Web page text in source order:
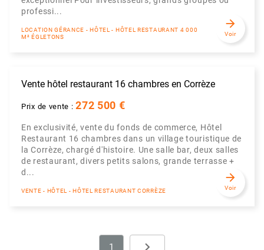
professi...
LOCATION GÉRANCE - HÔTEL - HÔTEL RESTAURANT 4 000
M² ÉGLETONS
arrow_forward
Voir
Vente hôtel restaurant 16 chambres en Corrèze
Prix de vente :272 500 €
En exclusivité, vente du fonds de commerce, Hôtel
Restaurant 16 chambres dans un village touristique de
la Corrèze, chargé d'histoire. Une salle bar, deux salles
de restaurant, divers petits salons, grande terrasse +
d...
VENTE - HÔTEL - HÔTEL RESTAURANT CORRÈZE
arrow_forward
Voir
1